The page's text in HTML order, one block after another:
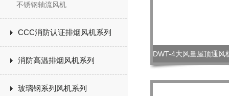
不锈钢轴流风机
CCC消防认证排烟风机系列
消防高温排烟风机系列
玻璃钢系列风机系列